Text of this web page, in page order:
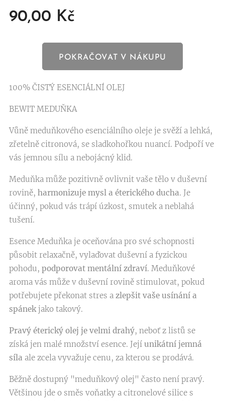
90,00 Kč
POKRAČOVAT V NÁKUPU
100% ČISTÝ ESENCIÁLNÍ OLEJ
BEWIT MEDUŇKA
Vůně meduňkového esenciálního oleje je svěží a lehká,
zřetelně citronová, se sladkohořkou nuancí. Podpoří ve
vás jemnou sílu a nebojácný klid.
Meduňka může pozitivně ovlivnit vaše tělo v duševní
rovině, harmonizuje mysl a éterického ducha. Je
účinný, pokud vás trápí úzkost, smutek a neblahá
tušení.
Esence Meduňka je oceňována pro své schopnosti
působit relaxačně, vylaďovat duševní a fyzickou
pohodu, podporovat mentální zdraví. Meduňkové
aroma vás může v duševní rovině stimulovat, pokud
potřebujete překonat stres a zlepšit vaše usínání a
spánekjako takový.
Pravý éterický olej je velmi drahý, neboť z listů se
získá jen malé množství esence. Její unikátní jemná
síla ale zcela vyvažuje cenu, za kterou se prodává.
Běžně dostupný "meduňkový olej" často není pravý.
Většinou jde o směs voňatky a citronelové silice s